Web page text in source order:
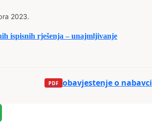
2023.
ispisnih rješenja – unajmljivanje
obavjestenje o nabavci